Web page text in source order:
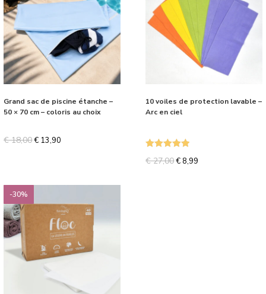
Grand sac de piscine étanche –
50 × 70 cm – coloris au choix
€18,00€ 13,90
10 voiles de protection lavable –
Arc en ciel
€27,00€ 8,99
-30%